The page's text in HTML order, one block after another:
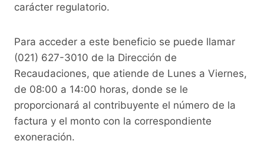
carácter regulatorio.
Para acceder a este beneficio se puede llamar
(021) 627-3010 de la Dirección de
Recaudaciones, que atiende de Lunes a Viernes,
de 08:00 a 14:00 horas, donde se le
proporcionará al contribuyente el número de la
factura y el monto con la correspondiente
exoneración.